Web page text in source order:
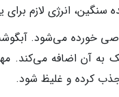
انرژی لازم برای
خورده می‌شود.
به آن اضافه
کرده و غلیظ شود.